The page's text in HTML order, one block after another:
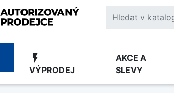
flash_on
VÝPRODEJ
AKCE A
SLEVY